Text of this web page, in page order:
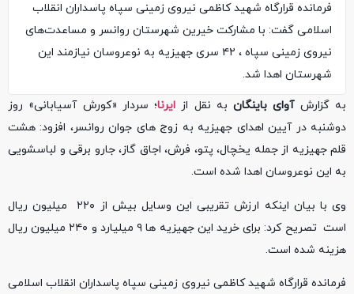
فرمانده قرارگاه شهید کاظمی نیروی زمینی سپاه پاسداران انقلاب
اسلامی گفت: با مشارکت خیرین شهرستان روانسر و مساعدت‌های
نیروی زمینی سپاه ، ۴۲ سری جهیزیه به نوعروسان نیازمند این
شهرستان اهدا شد.
به گزارشآوای باینگانبه نقل از ایرنا؛ سردار «کورش آسیابانی» روز
دوشنبه در آیین اهدای جهیزیه به زوج های جوان روانسر، افزود: هشت
قلم جهیزیه از جمله یخچال، پتو، فرش، اجاق گاز، جارو برقی و لباسشویی
به این نوعروسان اهدا شده است.
وی با بیان اینکه ارزش تقریبی این وسایل بیش از ۲۲۰ میلیون ریال
است تصریح کرد: برای خرید این جهیزیه ها ۹ میلیارد و ۲۴۰ میلیون ریال
هزینه شده است.
فرمانده قرارگاه شهید کاظمی نیروی زمینی سپاه پاسداران انقلاب اسلامی